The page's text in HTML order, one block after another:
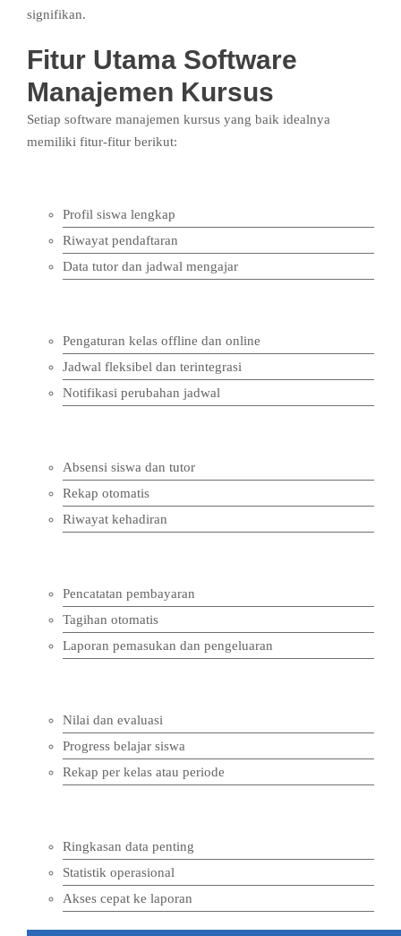
signifikan.
Fitur Utama Software
Manajemen Kursus
Setiap software manajemen kursus yang baik idealnya
memiliki fitur-fitur berikut:
Profil siswa lengkap
Riwayat pendaftaran
Data tutor dan jadwal mengajar
Pengaturan kelas offline dan online
Jadwal fleksibel dan terintegrasi
Notifikasi perubahan jadwal
Absensi siswa dan tutor
Rekap otomatis
Riwayat kehadiran
Pencatatan pembayaran
Tagihan otomatis
Laporan pemasukan dan pengeluaran
Nilai dan evaluasi
Progress belajar siswa
Rekap per kelas atau periode
Ringkasan data penting
Statistik operasional
Akses cepat ke laporan